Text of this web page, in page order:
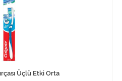
Üçlü Etki Orta